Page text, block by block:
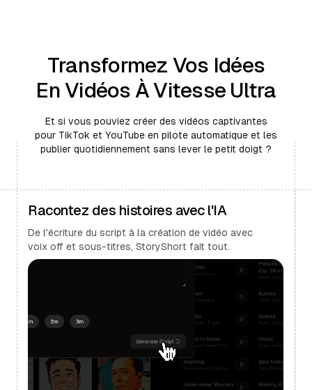
Transformez Vos Idées
En Vidéos À Vitesse Ultra
Et si vous pouviez créer des vidéos captivantes
pour TikTok et YouTube en pilote automatique et les
publier quotidiennement sans lever le petit doigt ?
Racontez des histoires avec l'IA
De l'écriture du script à la création de vidéo avec
voix off et sous-titres, StoryShort fait tout.